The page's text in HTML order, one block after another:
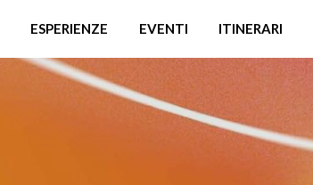
ESPERIENZE EVENTI ITINERARI